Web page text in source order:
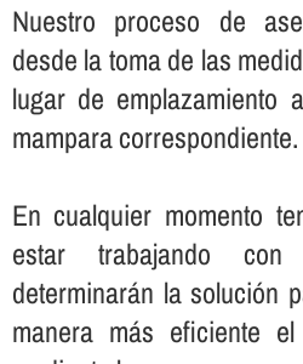
Nuestro proceso de
desde la toma de las
lugar de emplazamiento
mampara correspondiente.
En cualquier momento
estar trabajando con
determinarán la solución
manera más eficiente